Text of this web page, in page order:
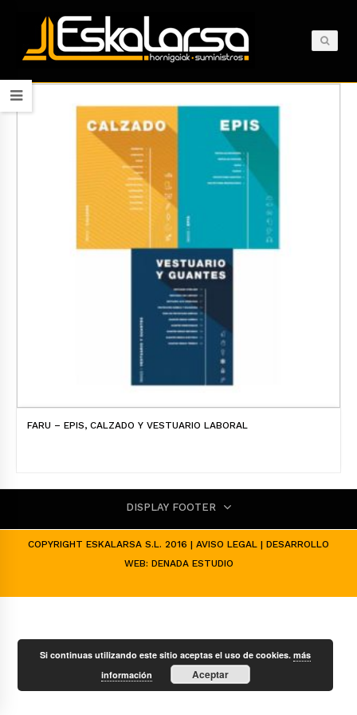
FARU – EPIS, CALZADO Y VESTUARIO LABORAL
DISPLAY FOOTER
COPYRIGHT ESKALARSA S.L. 2016 | AVISO LEGAL | DESARROLLO
WEB: DENADA ESTUDIO
Si continuas utilizando este sitio aceptas el uso de cookies.más
información
Aceptar